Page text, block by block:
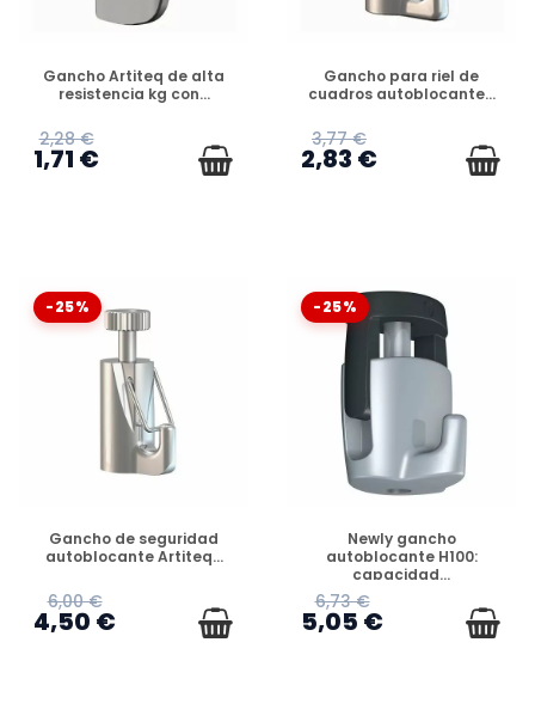
DISPONIBLE
Gancho Artiteq de alta
resistencia kg con...
2,28 €
1,71 €
DISPONIBLE
Gancho para riel de
cuadros autoblocante...
3,77 €
2,83 €
-25%
DISPONIBLE
Gancho de seguridad
autoblocante Artiteq...
6,00 €
4,50 €
-25%
DISPONIBLE
Newly gancho
autoblocante H100:
capacidad...
6,73 €
5,05 €